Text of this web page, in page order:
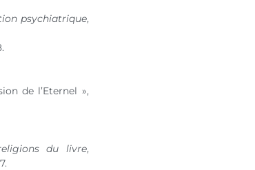
psychiatrique,
de l’Eternel »,
du livre,